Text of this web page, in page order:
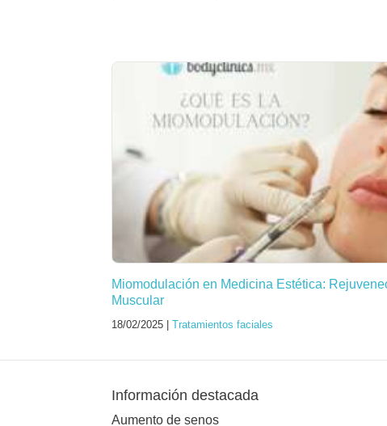
Miomodulación en Medicina Estética:
Muscular
18/02/2025 | Tratamientos faciales
Información destacada
Aumento de senos